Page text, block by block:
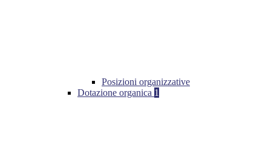
Posizioni organizzative
Dotazione organica 1